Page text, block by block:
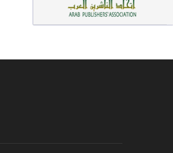
دراسات إسلامية (75)
شعر (72)